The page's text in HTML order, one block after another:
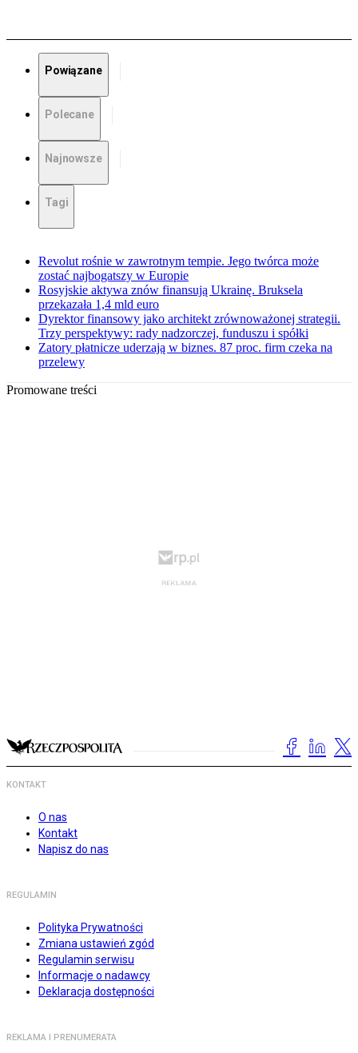
Powiązane
Polecane
Najnowsze
Tagi
Revolut rośnie w zawrotnym tempie. Jego twórca może
zostać najbogatszy w Europie
Rosyjskie aktywa znów finansują Ukrainę. Bruksela
przekazała 1,4 mld euro
Dyrektor finansowy jako architekt zrównoważonej strategii.
Trzy perspektywy: rady nadzorczej, funduszu i spółki
Zatory płatnicze uderzają w biznes. 87 proc. firm czeka na
przelewy
Promowane treści
KONTAKT
O nas
Kontakt
Napisz do nas
REGULAMIN
Polityka Prywatności
Zmiana ustawień zgód
Regulamin serwisu
Informacje o nadawcy
Deklaracja dostępności
REKLAMA I PRENUMERATA